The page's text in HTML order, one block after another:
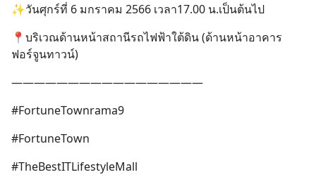
✨วันศุกร์ที่ 6 มกราคม 2566 เวลา17.00 น.เป็นต้นไป
📍บริเวณด้านหน้าสถานีรถไฟฟ้าใต้ดิน (ด้านหน้าอาคาร
ฟอร์จูนทาวน์)
—————————————————
#FortuneTownrama9
#FortuneTown
#TheBestITLifestyleMall